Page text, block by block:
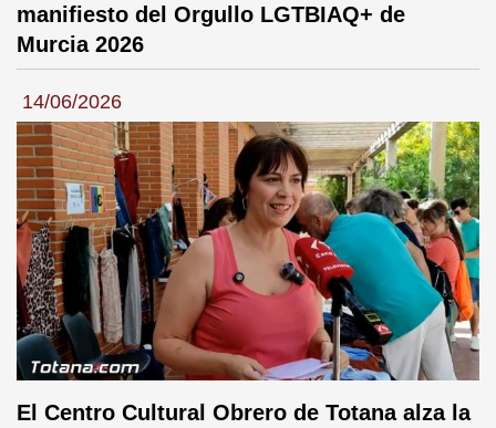
manifiesto del Orgullo LGTBIAQ+ de
Murcia 2026
14/06/2026
El Centro Cultural Obrero de Totana alza la